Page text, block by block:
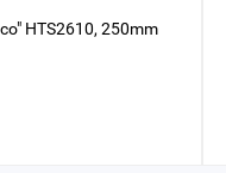
HTS2610, 250mm